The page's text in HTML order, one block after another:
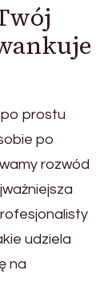
po prostu
po
rozwód
udziela
na